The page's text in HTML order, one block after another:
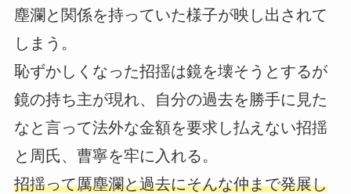
塵瀾と関係を持っていた様子が映し出されて
しまう。
恥ずかしくなった招揺は鏡を壊そうとするが
鏡の持ち主が現れ、自分の過去を勝手に見た
なと言って法外な金額を要求し払えない招揺
と周氏、曹寧を牢に入れる。
招揺って厲塵瀾と過去にそんな仲まで発展し